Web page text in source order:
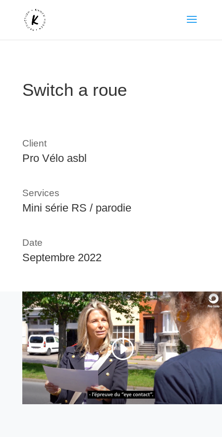
Switch a roue
Client
Pro Vélo asbl
Services
Mini série RS / parodie
Date
Septembre 2022